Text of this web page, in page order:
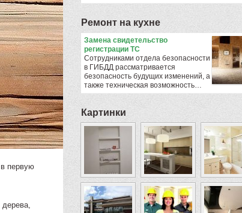
первую
дерева,
Ремонт на кухне
Замена свидетельство
регистрации ТС
Сотрудниками отдела безопасности
в ГИБДД рассматривается
безопасность будущих изменений, а
также техническая возможность…
Картинки